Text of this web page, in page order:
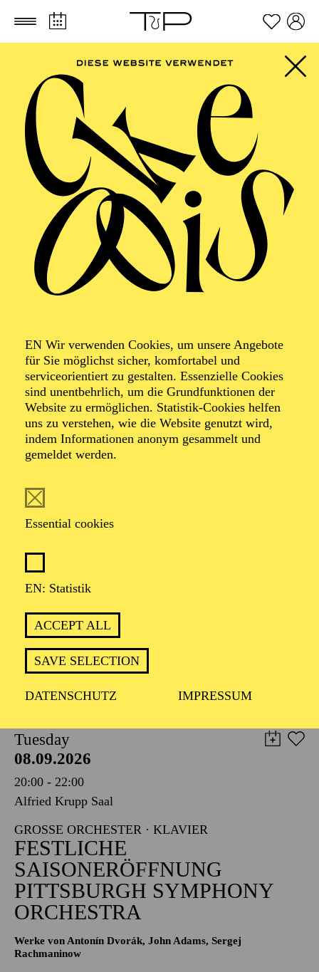
Zum Hauptinhalt springen Zum Footer springen
EN Wir verwenden Cookies, um unsere Angebote
für Sie möglichst sicher, komfortabel und
serviceorientiert zu gestalten. Essenzielle Cookies
sind unentbehrlich, um die Grundfunktionen der
Website zu ermöglichen. Statistik-Cookies helfen
uns zu verstehen, wie die Website genutzt wird,
indem Informationen anonym gesammelt und
gemeldet werden.
Essential cookies
EN: Statistik
ACCEPT ALL
SAVE SELECTION
DATENSCHUTZ IMPRESSUM
FILTER
SEPTEMBER 2026
PHILHARMONIE ESSEN
Friday
04.09.2026
20:00 - 23:00
Alfried Krupp Saal
Organiser: Theater-, Konzert- u. Gastspieldirektion OTTO
HOFNER GMBH
TICKETS
55,20 52,70€
EN: SCHAUSPIEL ESSEN
05.09.2026
19:30 - 21:30
BLICK AUF DEN IRAN –
STIMMEN ZUR AKTUELLEN
LAGE
TICKETS
8,00€
Tuesday
08.09.2026
20:00 - 22:00
Alfried Krupp Saal
GROSSE ORCHESTER · KLAVIER
FESTLICHE
SAISONERÖFFNUNG
PITTSBURGH SYMPHONY
ORCHESTRA
Werke von Antonín Dvorák, John Adams, Sergej
Rachmaninow